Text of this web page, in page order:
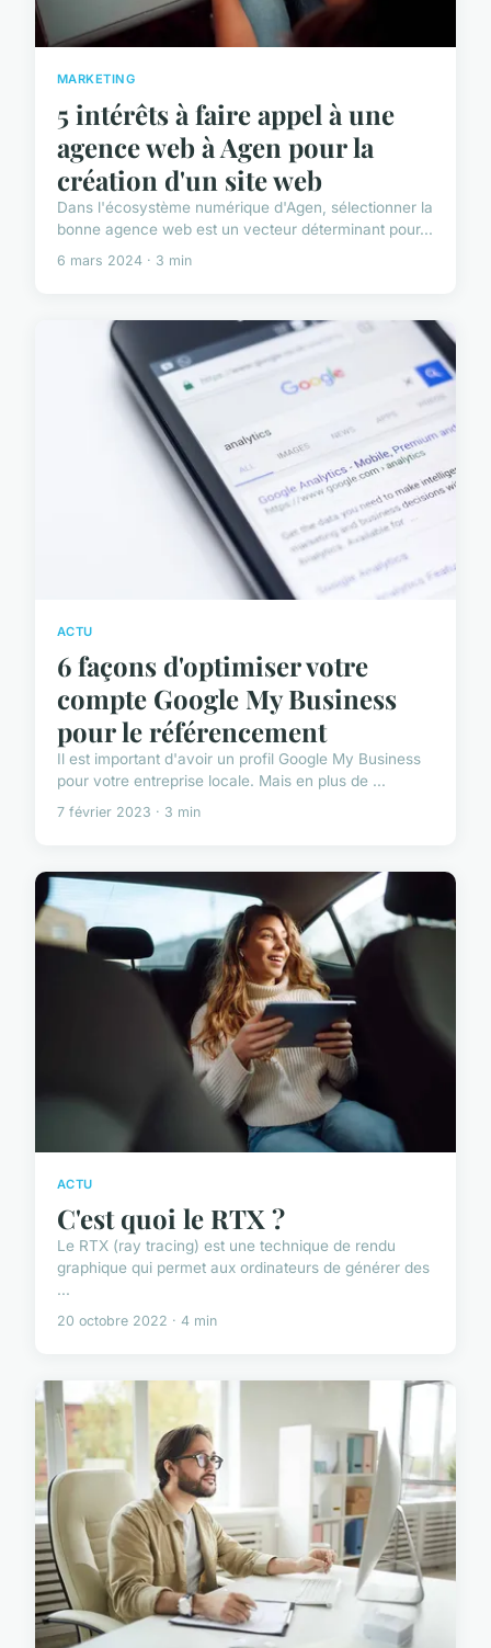
MARKETING
5 intérêts à faire appel à une
agence web à Agen pour la
création d'un site web
Dans l'écosystème numérique d'Agen, sélectionner la
bonne agence web est un vecteur déterminant pour...
6 mars 2024 · 3 min
ACTU
6 façons d'optimiser votre
compte Google My Business
pour le référencement
Il est important d'avoir un profil Google My Business
pour votre entreprise locale. Mais en plus de ...
7 février 2023 · 3 min
ACTU
C'est quoi le RTX ?
Le RTX (ray tracing) est une technique de rendu
graphique qui permet aux ordinateurs de générer des
...
20 octobre 2022 · 4 min